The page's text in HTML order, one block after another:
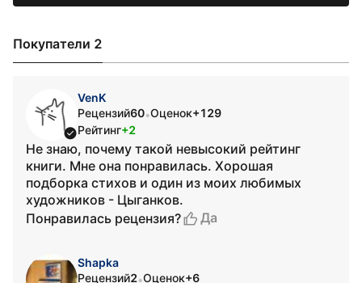
Покупатели 2
VenK
Рецензий60•Оценок+129
Рейтинг+2
Не знаю, почему такой невысокий рейтинг
книги. Мне она понравилась. Хорошая
подборка стихов и один из моих любимых
художников - Цыганков.
Понравилась рецензия?
Да
Shapka
Рецензий2•Оценок+6